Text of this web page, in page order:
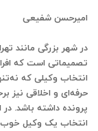
امیرحسن شفیعی
در شهر بزرگی مانند
تصمیماتی است که
انتخاب وکیلی که
حرفه‌ای و اخلاقی نیز
پرونده داشته باشد.
انتخاب یک وکیل خوب